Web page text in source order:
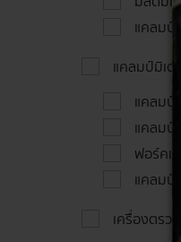
แคลมป์
แคลมป์มิเตอร์
แคลมป์
แคลมป์
ฟอร์คแ
แคลมป์
เครื่องตรว